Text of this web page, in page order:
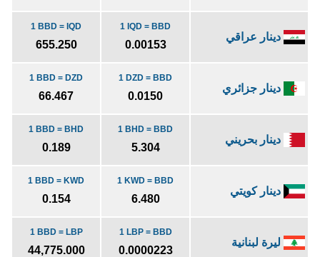
دينار عراقي
1 IQD = BBD
0.00153
1 BBD = IQD
655.250
دينار جزائري
1 DZD = BBD
0.0150
1 BBD = DZD
66.467
دينار بحريني
1 BHD = BBD
5.304
1 BBD = BHD
0.189
دينار كويتي
1 KWD = BBD
6.480
1 BBD = KWD
0.154
ليرة لبنانية
1 LBP = BBD
0.0000223
1 BBD = LBP
44,775.000